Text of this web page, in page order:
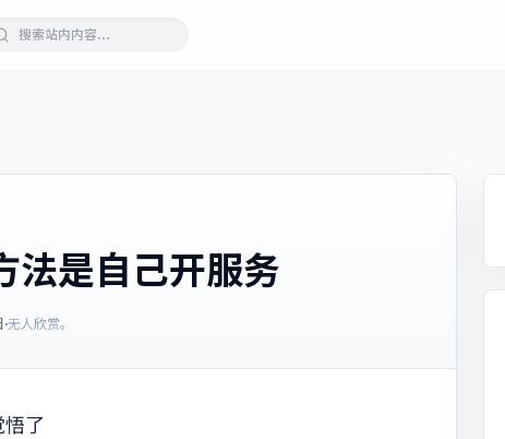
法是自己开服务
·无人欣赏。
了